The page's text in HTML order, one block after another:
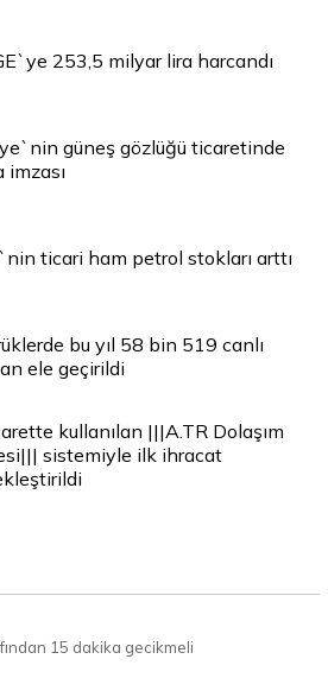
253,5 milyar lira harcandı
güneş gözlüğü ticaretinde
imzası
ticari ham petrol stokları arttı
bu yıl 58 bin 519 canlı
ele geçirildi
kullanılan |||A.TR Dolaşım
sistemiyle ilk ihracat
15 dakika gecikmeli